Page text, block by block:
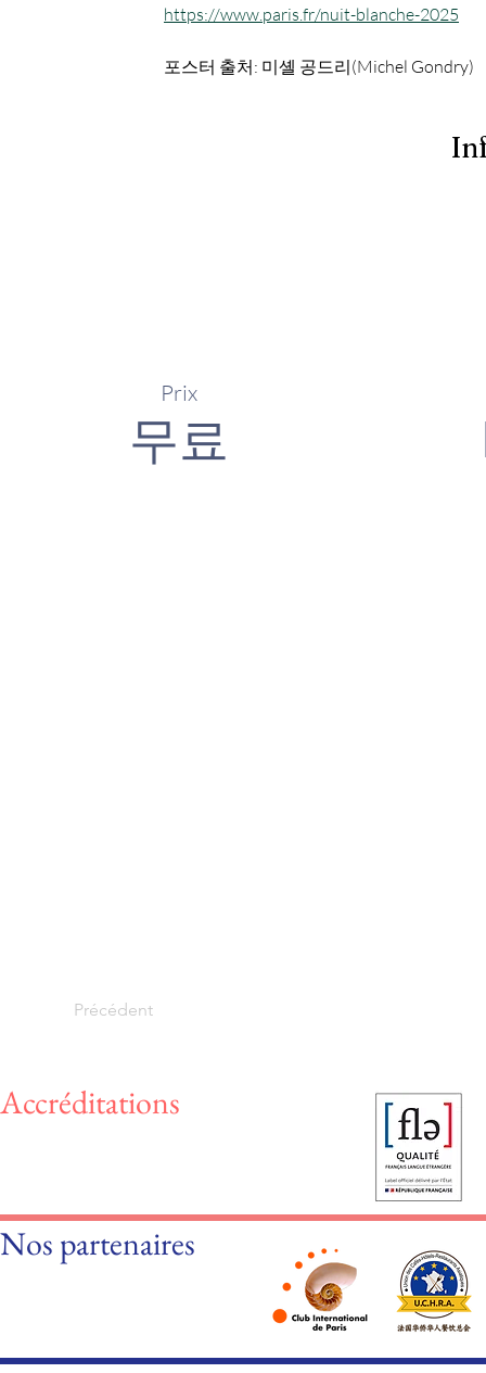
https://www.paris.fr/nuit-blanche-2025
포스터 출처: 미셸 공드리(Michel Gondry)
무료
Prix
Précédent
Accréditations
Nos partenaires